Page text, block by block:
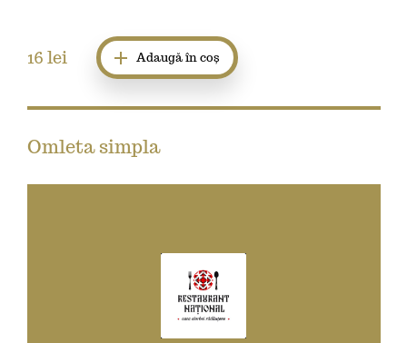
16 lei Adaugă în coș
Omleta simpla